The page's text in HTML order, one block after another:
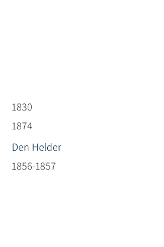
1830
1874
Den Helder
1856-1857